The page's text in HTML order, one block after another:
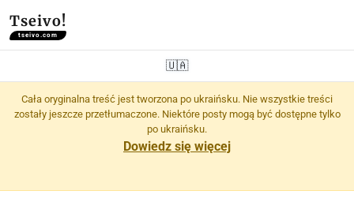
Tseivo!
tseivo.com
🇺🇦
Cała oryginalna treść jest tworzona po ukraińsku. Nie wszystkie treści
zostały jeszcze przetłumaczone. Niektóre posty mogą być dostępne tylko
po ukraińsku.
Dowiedz się więcej